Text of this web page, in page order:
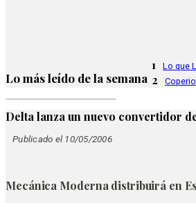
Lo más leído de la semana
1 Lo que
2
Delta lanza un nuevo convertidor
Publicado el 10/05/2006
Mecánica Moderna distribuirá en